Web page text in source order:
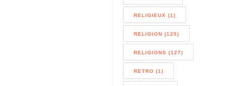
RELIGIEUX (1)
RELIGION (125)
RELIGIONS (127)
RETRO (1)